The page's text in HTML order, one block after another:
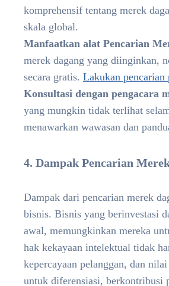
komprehensif tentang merek
skala global.
Manfaatkan alat Pencarian
merek dagang yang diinginkan,
secara gratis. Lakukan pencarian
Konsultasi dengan pengacara
yang mungkin tidak terlihat
menawarkan wawasan dan
4. Dampak Pencarian
Dampak dari pencarian merek
bisnis. Bisnis yang berinvestasi
awal, memungkinkan mereka
hak kekayaan intelektual tidak
kepercayaan pelanggan, dan
untuk diferensiasi, berkontribusi